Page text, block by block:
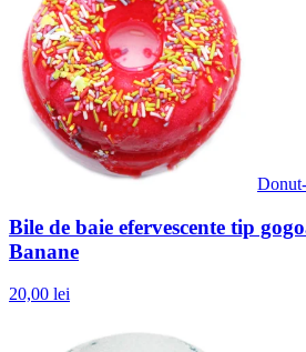
Bile de baie efervescente tip
Banane
20,00 lei